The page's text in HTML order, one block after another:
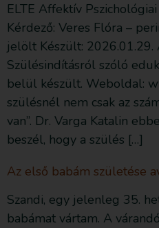
ELTE Affektív
Kérdező: Veres Flóra –
jelölt Készült:
Szülésindításról szóló
belül készült. Weboldal:
szülésnél nem csak az
van”. Dr. Varga Katalin
beszél, hogy a szülés […]
Az első babám születése
Szandi, egy jelenleg 35.
babámat vártam. A